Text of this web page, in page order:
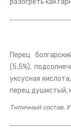
разогреть как
Перец
(5,5%),
уксусная
перец душистый,
Типичный состав.